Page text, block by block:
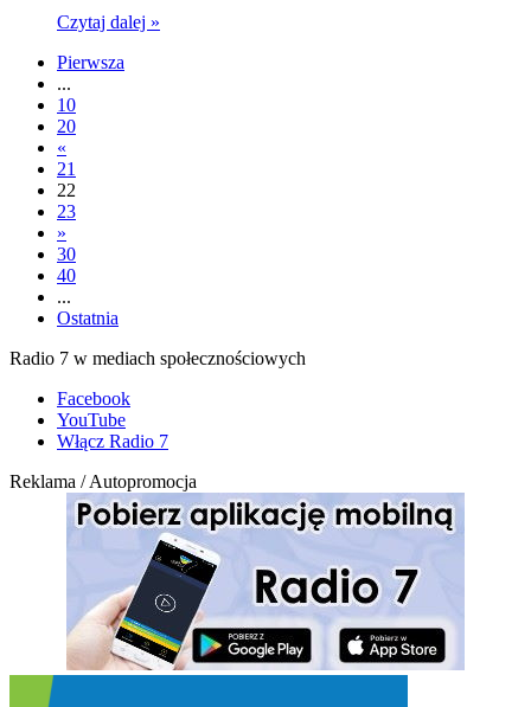
Czytaj dalej »
Pierwsza
...
10
20
«
21
22
23
»
30
40
...
Ostatnia
Radio 7 w mediach społecznościowych
Facebook
YouTube
Włącz Radio 7
Reklama / Autopromocja